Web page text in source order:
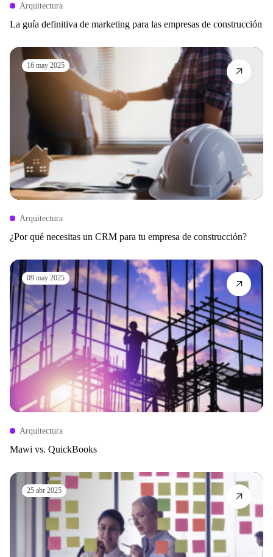
Arquitectura
La guía definitiva de marketing para las empresas de construcción
16 may 2025
Arquitectura
¿Por qué necesitas un CRM para tu empresa de construcción?
09 may 2025
Arquitectura
Mawi vs. QuickBooks
25 abr 2025